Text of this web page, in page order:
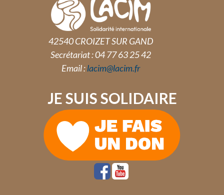
42540 CROIZET SUR GAND
Secrétariat : 04 77 63 25 42
Email :lacim@lacim.fr
JE SUIS SOLIDAIRE